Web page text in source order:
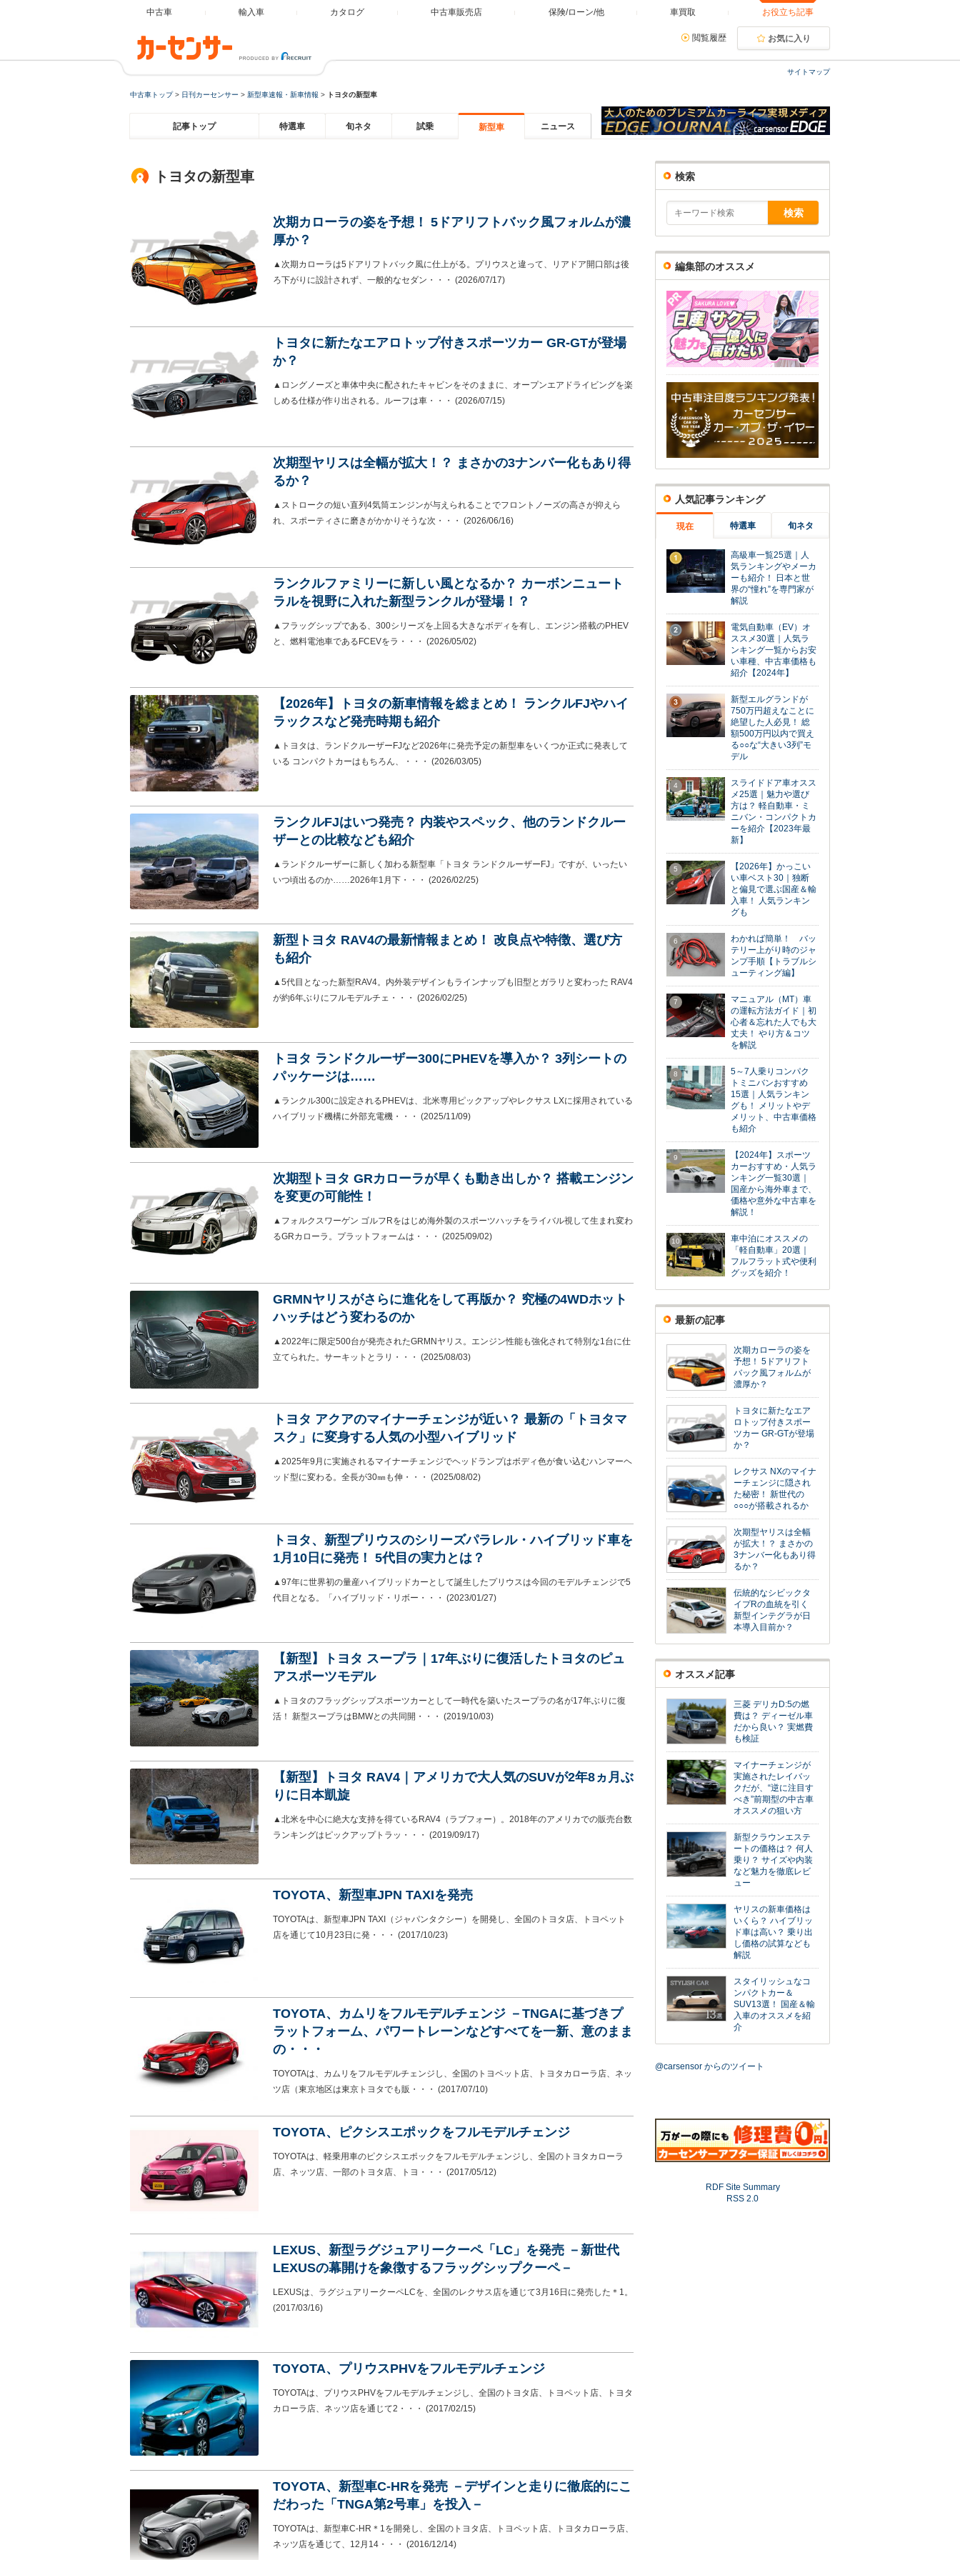
中古車 輸入車 カタログ 中古車販売店 保険/ローン/他 車買取 お役立ち記事
閲覧履歴 お気に入り
サイトマップ
中古車トップ> 日刊カーセンサー > 新型車速報・新車情報 > トヨタの新型車
記事トップ 特選車 旬ネタ 試乗 新型車 ニュース
トヨタの新型車
次期カローラの姿を予想！ 5ドアリフトバック風フォルムが濃
厚か？
▲次期カローラは5ドアリフトバック風に仕上がる。プリウスと違って、リアドア開口部は後
ろ下がりに設計されず、一般的なセダン・・・ (2026/07/17)
トヨタに新たなエアロトップ付きスポーツカー GR-GTが登場
か？
▲ロングノーズと車体中央に配されたキャビンをそのままに、オープンエアドライビングを楽
しめる仕様が作り出される。ルーフは車・・・ (2026/07/15)
次期型ヤリスは全幅が拡大！？ まさかの3ナンバー化もあり得
るか？
▲ストロークの短い直列4気筒エンジンが与えられることでフロントノーズの高さが抑えら
れ、スポーティさに磨きがかかりそうな次・・・ (2026/06/16)
ランクルファミリーに新しい風となるか？ カーボンニュート
ラルを視野に入れた新型ランクルが登場！？
▲フラッグシップである、300シリーズを上回る大きなボディを有し、エンジン搭載のPHEV
と、燃料電池車であるFCEVをラ・・・ (2026/05/02)
【2026年】トヨタの新車情報を総まとめ！ ランクルFJやハイ
ラックスなど発売時期も紹介
▲トヨタは、ランドクルーザーFJなど2026年に発売予定の新型車をいくつか正式に発表して
いる コンパクトカーはもちろん、・・・ (2026/03/05)
ランクルFJはいつ発売？ 内装やスペック、他のランドクルー
ザーとの比較なども紹介
▲ランドクルーザーに新しく加わる新型車「トヨタ ランドクルーザーFJ」ですが、いったい
いつ頃出るのか……2026年1月下・・・ (2026/02/25)
新型トヨタ RAV4の最新情報まとめ！ 改良点や特徴、選び方
も紹介
▲5代目となった新型RAV4。内外装デザインもラインナップも旧型とガラリと変わった RAV4
が約6年ぶりにフルモデルチェ・・・ (2026/02/25)
トヨタ ランドクルーザー300にPHEVを導入か？ 3列シートの
パッケージは……
▲ランクル300に設定されるPHEVは、北米専用ピックアップやレクサス LXに採用されている
ハイブリッド機構に外部充電機・・・ (2025/11/09)
次期型トヨタ GRカローラが早くも動き出しか？ 搭載エンジン
を変更の可能性！
▲フォルクスワーゲン ゴルフRをはじめ海外製のスポーツハッチをライバル視して生まれ変わ
るGRカローラ。プラットフォームは・・・ (2025/09/02)
GRMNヤリスがさらに進化をして再版か？ 究極の4WDホット
ハッチはどう変わるのか
▲2022年に限定500台が発売されたGRMNヤリス。エンジン性能も強化されて特別な1台に仕
立てられた。サーキットとラリ・・・ (2025/08/03)
トヨタ アクアのマイナーチェンジが近い？ 最新の「トヨタマ
スク」に変身する人気の小型ハイブリッド
▲2025年9月に実施されるマイナーチェンジでヘッドランプはボディ色が食い込むハンマーヘ
ッド型に変わる。全長が30㎜も伸・・・ (2025/08/02)
トヨタ、新型プリウスのシリーズパラレル・ハイブリッド車を
1月10日に発売！ 5代目の実力とは？
▲97年に世界初の量産ハイブリッドカーとして誕生したプリウスは今回のモデルチェンジで5
代目となる。「ハイブリッド・リボー・・・ (2023/01/27)
【新型】トヨタ スープラ｜17年ぶりに復活したトヨタのピュ
アスポーツモデル
▲トヨタのフラッグシップスポーツカーとして一時代を築いたスープラの名が17年ぶりに復
活！ 新型スープラはBMWとの共同開・・・ (2019/10/03)
【新型】トヨタ RAV4｜アメリカで大人気のSUVが2年8ヵ月ぶ
りに日本凱旋
▲北米を中心に絶大な支持を得ているRAV4（ラブフォー）。2018年のアメリカでの販売台数
ランキングはピックアップトラッ・・・ (2019/09/17)
TOYOTA、新型車JPN TAXIを発売
TOYOTAは、新型車JPN TAXI（ジャパンタクシー）を開発し、全国のトヨタ店、トヨペット
店を通じて10月23日に発・・・ (2017/10/23)
TOYOTA、カムリをフルモデルチェンジ －TNGAに基づきプ
ラットフォーム、パワートレーンなどすべてを一新、意のまま
の・・・
TOYOTAは、カムリをフルモデルチェンジし、全国のトヨペット店、トヨタカローラ店、ネッ
ツ店（東京地区は東京トヨタでも販・・・ (2017/07/10)
TOYOTA、ピクシスエポックをフルモデルチェンジ
TOYOTAは、軽乗用車のピクシスエポックをフルモデルチェンジし、全国のトヨタカローラ
店、ネッツ店、一部のトヨタ店、トヨ・・・ (2017/05/12)
LEXUS、新型ラグジュアリークーペ「LC」を発売 －新世代
LEXUSの幕開けを象徴するフラッグシップクーペ－
LEXUSは、ラグジュアリークーペLCを、全国のレクサス店を通じて3月16日に発売した＊1。
(2017/03/16)
TOYOTA、プリウスPHVをフルモデルチェンジ
TOYOTAは、プリウスPHVをフルモデルチェンジし、全国のトヨタ店、トヨペット店、トヨタ
カローラ店、ネッツ店を通じて2・・・ (2017/02/15)
TOYOTA、新型車C-HRを発売 －デザインと走りに徹底的にこ
だわった「TNGA第2号車」を投入－
TOYOTAは、新型車C-HR＊1を開発し、全国のトヨタ店、トヨペット店、トヨタカローラ店、
ネッツ店を通じて、12月14・・・ (2016/12/14)
検索
編集部のオススメ
人気記事ランキング
現在 特選車 旬ネタ
1
高級車一覧25選｜人
気ランキングやメーカ
ーも紹介！ 日本と世
界の“憧れ”を専門家が
解説
2
電気自動車（EV）オ
ススメ30選｜人気ラ
ンキング一覧からお安
い車種、中古車価格も
紹介【2024年】
3
新型エルグランドが
750万円超えなことに
絶望した人必見！ 総
額500万円以内で買え
る○○な“大きい3列”モ
デル
4
スライドドア車オスス
メ25選｜魅力や選び
方は？ 軽自動車・ミ
ニバン・コンパクトカ
ーを紹介【2023年最
新】
5
【2026年】かっこい
い車ベスト30｜独断
と偏見で選ぶ国産＆輸
入車！ 人気ランキン
グも
6
わかれば簡単！ バッ
テリー上がり時のジャ
ンプ手順【トラブルシ
ューティング編】
7
マニュアル（MT）車
の運転方法ガイド｜初
心者＆忘れた人でも大
丈夫！ やり方＆コツ
を解説
8
5～7人乗りコンパク
トミニバンおすすめ
15選｜人気ランキン
グも！ メリットやデ
メリット、中古車価格
も紹介
9
【2024年】スポーツ
カーおすすめ・人気ラ
ンキング一覧30選｜
国産から海外車まで、
価格や意外な中古車を
解説！
10
車中泊にオススメの
「軽自動車」20選｜
フルフラット式や便利
グッズを紹介！
最新の記事
次期カローラの姿を
予想！ 5ドアリフト
バック風フォルムが
濃厚か？
トヨタに新たなエア
ロトップ付きスポー
ツカー GR-GTが登場
か？
レクサス NXのマイナ
ーチェンジに隠され
た秘密！ 新世代の
○○○が搭載されるか
次期型ヤリスは全幅
が拡大！？ まさかの
3ナンバー化もあり得
るか？
伝統的なシビックタ
イプRの血統を引く
新型インテグラが日
本導入目前か？
オススメ記事
三菱 デリカD:5の燃
費は？ ディーゼル車
だから良い？ 実燃費
も検証
マイナーチェンジが
実施されたレイバッ
クだが、“逆に注目す
べき”前期型の中古車
オススメの狙い方
新型クラウンエステ
ートの価格は？ 何人
乗り？ サイズや内装
など魅力を徹底レビ
ュー
ヤリスの新車価格は
いくら？ ハイブリッ
ド車は高い？ 乗り出
し価格の試算なども
解説
スタイリッシュなコ
ンパクトカー＆
SUV13選！ 国産＆輸
入車のオススメを紹
介
@carsensor からのツイート
RDF Site Summary
RSS 2.0